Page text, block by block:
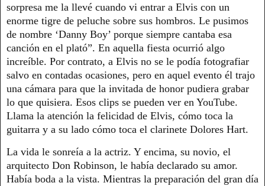
sorpresa me la llevé cuando vi entrar a Elvis con un
enorme tigre de peluche sobre sus hombros. Le pusimos
de nombre ‘Danny Boy’ porque siempre cantaba esa
canción en el plató”. En aquella fiesta ocurrió algo
increíble. Por contrato, a Elvis no se le podía fotografiar
salvo en contadas ocasiones, pero en aquel evento él trajo
una cámara para que la invitada de honor pudiera grabar
lo que quisiera. Esos clips se pueden ver en YouTube.
Llama la atención la felicidad de Elvis, cómo toca la
guitarra y a su lado cómo toca el clarinete Dolores Hart.
La vida le sonreía a la actriz. Y encima, su novio, el
arquitecto Don Robinson, le había declarado su amor.
Había boda a la vista. Mientras la preparación del gran día